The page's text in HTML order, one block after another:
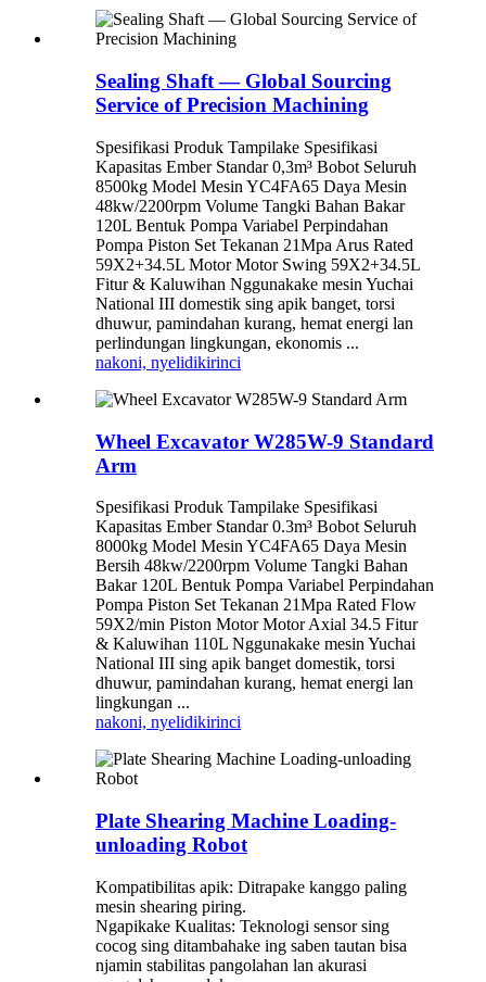
Sealing Shaft — Global Sourcing
Service of Precision Machining
Spesifikasi Produk Tampilake Spesifikasi
Kapasitas Ember Standar 0,3m³ Bobot Seluruh
8500kg Model Mesin YC4FA65 Daya Mesin
48kw/2200rpm Volume Tangki Bahan Bakar
120L Bentuk Pompa Variabel Perpindahan
Pompa Piston Set Tekanan 21Mpa Arus Rated
59X2+34.5L Motor Motor Swing 59X2+34.5L
Fitur & Kaluwihan Nggunakake mesin Yuchai
National III domestik sing apik banget, torsi
dhuwur, pamindahan kurang, hemat energi lan
perlindungan lingkungan, ekonomis ...
nakoni, nyelidikirinci
Wheel Excavator W285W-9 Standard
Arm
Spesifikasi Produk Tampilake Spesifikasi
Kapasitas Ember Standar 0.3m³ Bobot Seluruh
8000kg Model Mesin YC4FA65 Daya Mesin
Bersih 48kw/2200rpm Volume Tangki Bahan
Bakar 120L Bentuk Pompa Variabel Perpindahan
Pompa Piston Set Tekanan 21Mpa Rated Flow
59X2/min Piston Motor Motor Axial 34.5 Fitur
& Kaluwihan 110L Nggunakake mesin Yuchai
National III sing apik banget domestik, torsi
dhuwur, pamindahan kurang, hemat energi lan
lingkungan ...
nakoni, nyelidikirinci
Plate Shearing Machine Loading-
unloading Robot
Kompatibilitas apik: Ditrapake kanggo paling
mesin shearing piring.
Ngapikake Kualitas: Teknologi sensor sing
cocog sing ditambahake ing saben tautan bisa
njamin stabilitas pangolahan lan akurasi